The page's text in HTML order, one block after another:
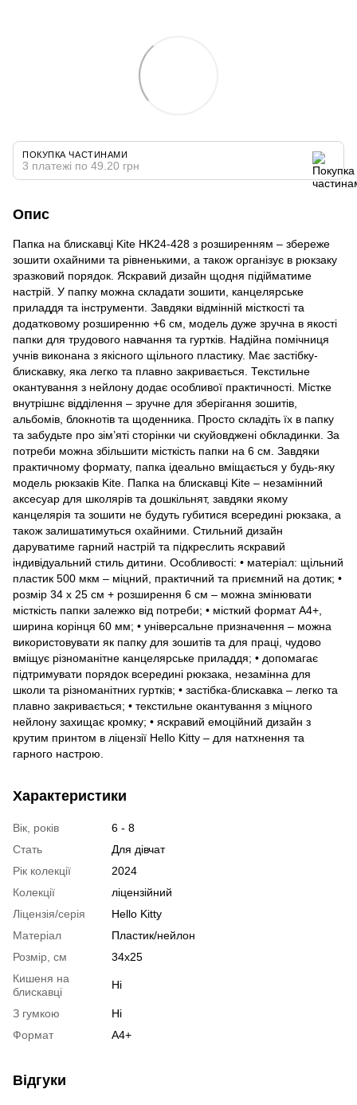
ПОКУПКА ЧАСТИНАМИ
3 платежі по 49.20 грн
Опис
Папка на блискавці Kite HK24-428 з розширенням – збереже
зошити охайними та рівненькими, а також організує в рюкзаку
зразковий порядок. Яскравий дизайн щодня підійматиме
настрій. У папку можна складати зошити, канцелярське
приладдя та інструменти. Завдяки відмінній місткості та
додатковому розширенню +6 см, модель дуже зручна в якості
папки для трудового навчання та гуртків. Надійна помічниця
учнів виконана з якісного щільного пластику. Має застібку-
блискавку, яка легко та плавно закривається. Текстильне
окантування з нейлону додає особливої практичності. Містке
внутрішнє відділення – зручне для зберігання зошитів,
альбомів, блокнотів та щоденника. Просто складіть їх в папку
та забудьте про зім’яті сторінки чи скуйовджені обкладинки. За
потреби можна збільшити місткість папки на 6 см. Завдяки
практичному формату, папка ідеально вміщається у будь-яку
модель рюкзаків Kite. Папка на блискавці Kite – незамінний
аксесуар для школярів та дошкільнят, завдяки якому
канцелярія та зошити не будуть губитися всередині рюкзака, а
також залишатимуться охайними. Стильний дизайн
даруватиме гарний настрій та підкреслить яскравий
індивідуальний стиль дитини. Особливості: • матеріал: щільний
пластик 500 мкм – міцний, практичний та приємний на дотик; •
розмір 34 х 25 см + розширення 6 см – можна змінювати
місткість папки залежко від потреби; • місткий формат А4+,
ширина корінця 60 мм; • універсальне призначення – можна
використовувати як папку для зошитів та для праці, чудово
вміщує різноманітне канцелярське приладдя; • допомагає
підтримувати порядок всередині рюкзака, незамінна для
школи та різноманітних гуртків; • застібка-блискавка – легко та
плавно закривається; • текстильне окантування з міцного
нейлону захищає кромку; • яскравий емоційний дизайн з
крутим принтом в ліцензії Hello Kitty – для натхнення та
гарного настрою.
Характеристики
Вік, років
6 - 8
Стать
Для дівчат
Рік колекції
2024
Колекції
ліцензійний
Ліцензія/серія
Hello Kitty
Матеріал
Пластик/нейлон
Розмір, см
34x25
Кишеня на
блискавці
Ні
З гумкою
Ні
Формат
A4+
Відгуки